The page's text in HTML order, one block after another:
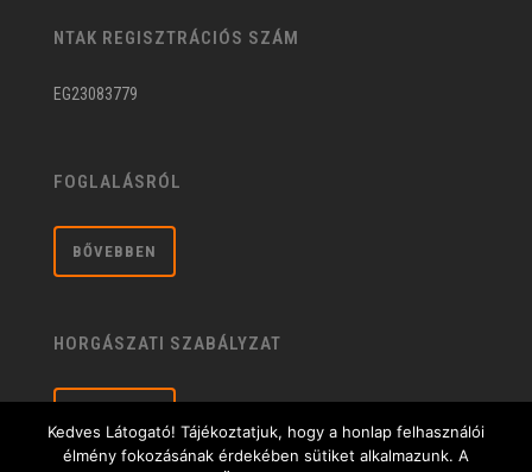
NTAK REGISZTRÁCIÓS SZÁM
EG23083779
FOGLALÁSRÓL
BŐVEBBEN
HORGÁSZATI SZABÁLYZAT
Kedves Látogató! Tájékoztatjuk, hogy a honlap felhasználói
élmény fokozásának érdekében sütiket alkalmazunk. A